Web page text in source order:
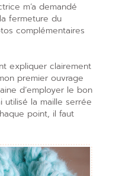
m’a demandé
fermeture du
complémentaires
expliquer clairement
premier ouvrage
d’employer le bon
utilisé la maille serrée
point, il faut